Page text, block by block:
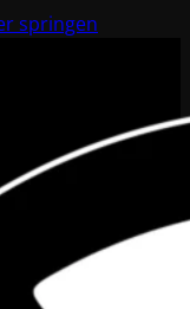
springen